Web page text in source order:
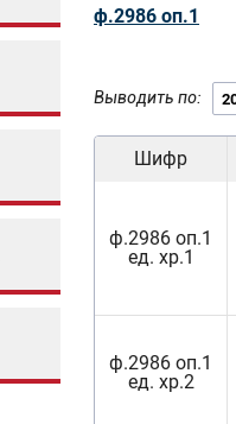
ф.2986 оп.1
Выводить по:
Шифр
ф.2986 оп.1
ед. хр.1
ф.2986 оп.1
ед. хр.2